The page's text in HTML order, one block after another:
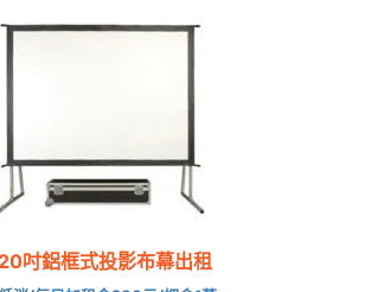
吋鋁框式投影布幕出租